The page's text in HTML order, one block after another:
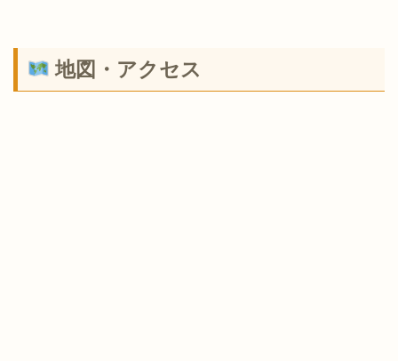
地図・アクセス